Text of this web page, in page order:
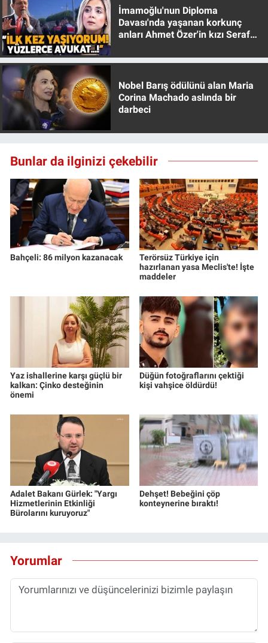
İmamoğlu'nun Diploma
Davası'nda yaşanan korkunç
anları Ahmet Özer'in kızı Seraf
Nobel Barış ödülünü alan Maria
Corina Machado aslında bir
darbeci
Bunlar da ilginizi çekebilir
Bahçeli: 86 milyon kazanacak
Terörsüz Türkiye için
hazırlanan yasa Meclis'te! İşte
maddeler
Yaz ishallerine karşı güçlü bir
kalkan: Çinko desteğinin
önemi
Düğün fotoğraflarını çektiği
kişi vahşice öldürdü!
Adalet Bakanı Gürlek: "Yargı
Hizmetlerinin Etkinliği
Bürolarını kuruyoruz"
Dehşet! Bebeğini çöp
konteynerine bıraktı!
Yorumlar